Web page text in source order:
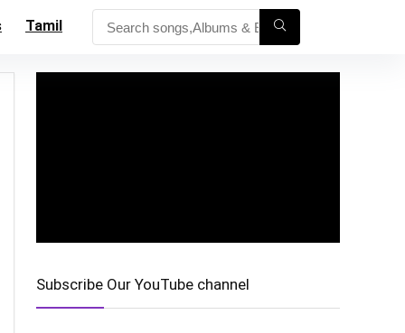
Tamil
Subscribe Our YouTube channel